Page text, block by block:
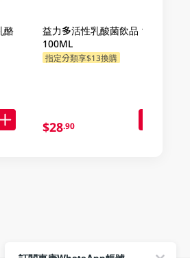
酪
益力多活性乳酸菌飲品 10 X
100ML
指定分類享$13換購
$28.90